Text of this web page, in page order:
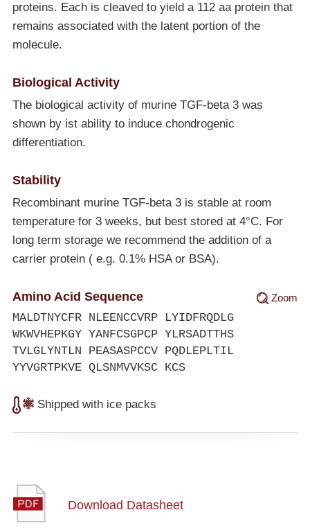
proteins. Each is cleaved to yield a 112 aa protein that
remains associated with the latent portion of the
molecule.
Biological Activity
The biological activity of murine TGF-beta 3 was
shown by ist ability to induce chondrogenic
differentiation.
Stability
Recombinant murine TGF-beta 3 is stable at room
temperature for 3 weeks, but best stored at 4°C. For
long term storage we recommend the addition of a
carrier protein ( e.g. 0.1% HSA or BSA).
Zoom
Amino Acid Sequence
MALDTNYCFR NLEENCCVRP LYIDFRQDLG
WKWVHEPKGY YANFCSGPCP YLRSADTTHS
TVLGLYNTLN PEASASPCCV PQDLEPLTIL
YYVGRTPKVE QLSNMVVKSC KCS
Shipped with ice packs
Download Datasheet